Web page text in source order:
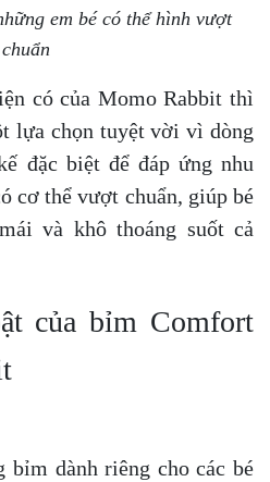
em bé có thể hình vượt
chuẩn
có của Momo Rabbit thì
lựa chọn tuyệt vời vì dòng
đặc biệt để đáp ứng nhu
cơ thể vượt chuẩn, giúp bé
và khô thoáng suốt cả
của bỉm Comfort
bỉm dành riêng cho các bé